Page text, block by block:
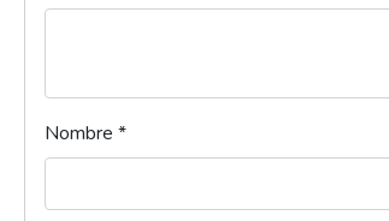
Nombre *